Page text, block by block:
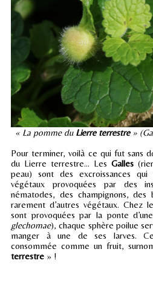
« La pomme du Lierre terrestre»
Pour terminer, voilà ce qui fut sans
du Lierre terrestre... LesGalles
peau) sont des excroissances
végétaux provoquées par des
nématodes, des champignons,
rarement d’autres végétaux. Chez
sont provoquées par la ponte
glechomae), chaque sphère poilue
manger à une de ses larves.
consommée comme un fruit,
terrestre » !